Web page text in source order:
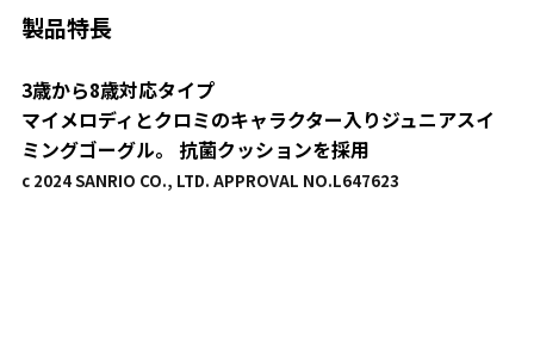
製品特長
3歳から8歳対応タイプ
マイメロディとクロミのキャラクター入りジュニアスイ
ミングゴーグル。 抗菌クッションを採用
c 2024 SANRIO CO., LTD. APPROVAL NO.L647623